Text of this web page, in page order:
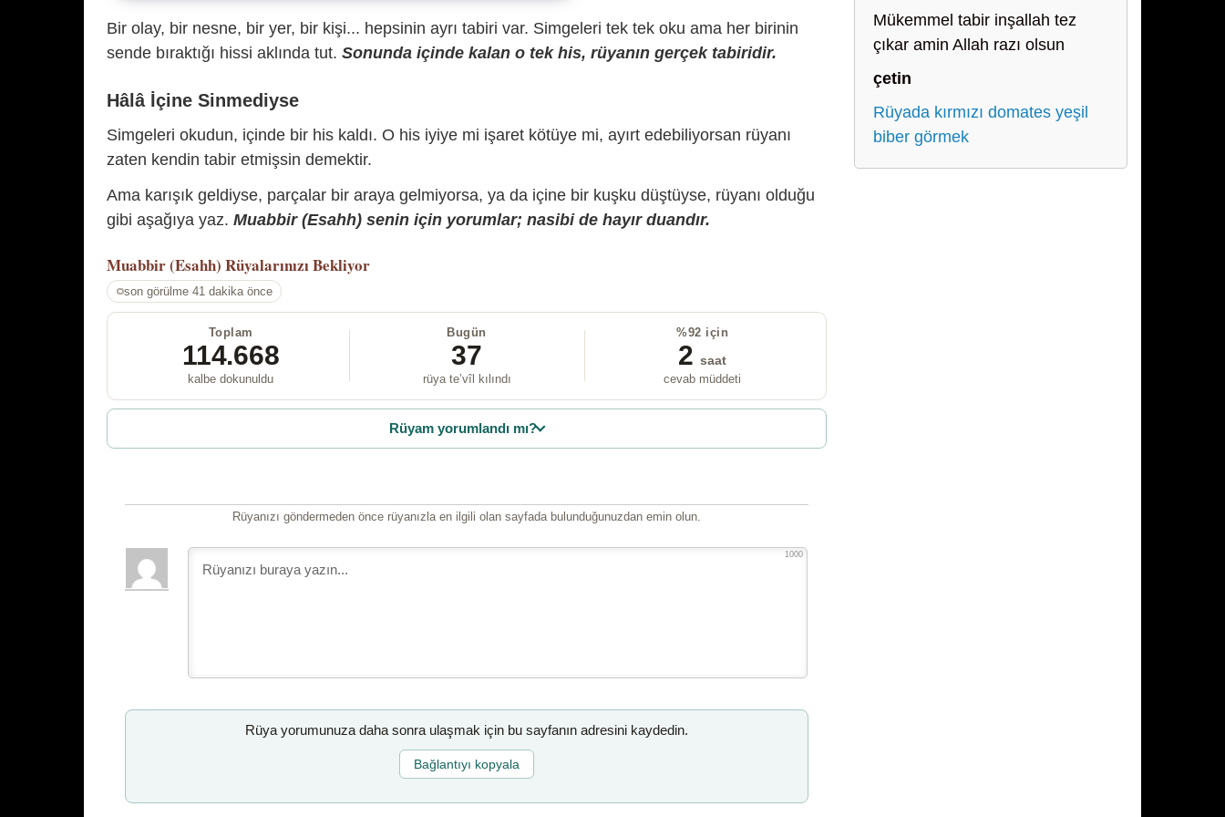
Bir olay, bir nesne, bir yer, bir kişi... hepsinin ayrı tabiri var. Simgeleri tek tek oku ama her birinin
sende bıraktığı hissi aklında tut. Sonunda içinde kalan o tek his, rüyanın gerçek tabiridir.
Hâlâ İçine Sinmediyse
Simgeleri okudun, içinde bir his kaldı. O his iyiye mi işaret kötüye mi, ayırt edebiliyorsan rüyanı
zaten kendin tabir etmişsin demektir.
Ama karışık geldiyse, parçalar bir araya gelmiyorsa, ya da içine bir kuşku düştüyse, rüyanı olduğu
gibi aşağıya yaz. Muabbir (Esahh) senin için yorumlar; nasibi de hayır duandır.
Muabbir (Esahh) Rüyalarınızı Bekliyor
son görülme 41 dakika önce
Toplam
114.668
kalbe dokunuldu
Bugün
37
rüya te’vîl kılındı
%92 için
2 saat
cevab müddeti
Rüyam yorumlandı mı?
Rüyanızı göndermeden önce rüyanızla en ilgili olan sayfada bulunduğunuzdan emin olun.
1000
Rüya yorumunuza daha sonra ulaşmak için bu sayfanın adresini kaydedin.
Bağlantıyı kopyala
Mükemmel tabir inşallah tez
çıkar amin Allah razı olsun
çetin
Rüyada kırmızı domates yeşil
biber görmek